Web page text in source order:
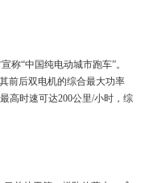
称“中国纯电动城市跑车”。
前后双电机的综合最大功率
高时速可达200公里/小时，综